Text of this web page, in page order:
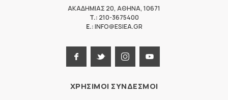
ΑΚΑΔΗΜΙΑΣ 20, ΑΘΗΝΑ, 10671
T.: 210-3675400
E.:INFO@ESIEA.GR
ΧΡΗΣΙΜΟΙ ΣΥΝΔΕΣΜΟΙ